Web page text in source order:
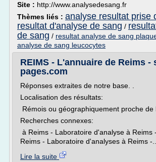
Site : http://www.analysedesang.fr
Thèmes liés : analyse resultat prise
resultat d'analyse de sang /
de sang / resultat analyse de sang
analyse de sang leucocytes
REIMS - L'annuaire de Reims -
pages.com
Réponses extraites de notre base. .
Localisation des résultats:
Rémois ou géographiquement proche de
Recherches connexes:
à Reims - Laboratoire d'analyse à Reims
Reims - Laboratoire d'analyses à Reims -...
Lire la suite